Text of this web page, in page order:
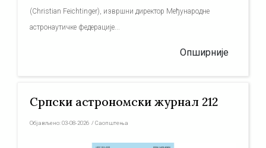
(Christian Feichtinger), извршни директор Међународне
астронаутичке федерације...
Опширније
Српски астрономски журнал 212
Објављено:03-08-2026 /Саопштења